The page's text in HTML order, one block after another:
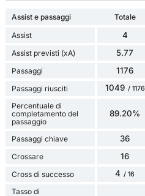
Assist e passaggi Totale
Assist
4
Assist previsti (xA) 5.77
Passaggi 1176
Passaggi riusciti 1049 / 1176
Percentuale di
completamento del
passaggio
89.20%
Passaggi chiave 36
Crossare 16
Cross di successo 4 / 16
Tasso di